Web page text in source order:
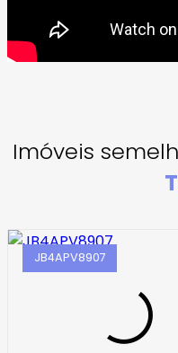
Imóveis
JB4APV8907